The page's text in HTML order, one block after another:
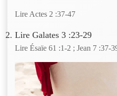
Lire Actes 2 :37-47
Lire Galates 3 :23-29
Lire Ésaïe 61 :1-2 ; Jean 7 :37-